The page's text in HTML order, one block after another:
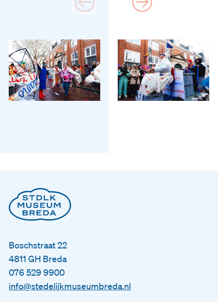
Boschstraat 22
4811 GH Breda
076 529 9900
info@stedelijkmuseumbreda.nl